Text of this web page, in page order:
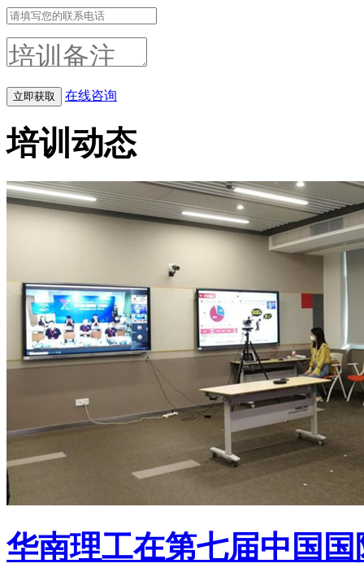
在线咨询
培训动态
华南理工在第七届中国